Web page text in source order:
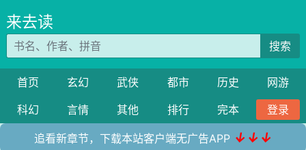
来去读
搜索
首页 玄幻 武侠 都市 历史
网游
科幻
言情 其他 排行 完本 登录
追看新章节，下载本站客户端无广告APP ↓↓↓